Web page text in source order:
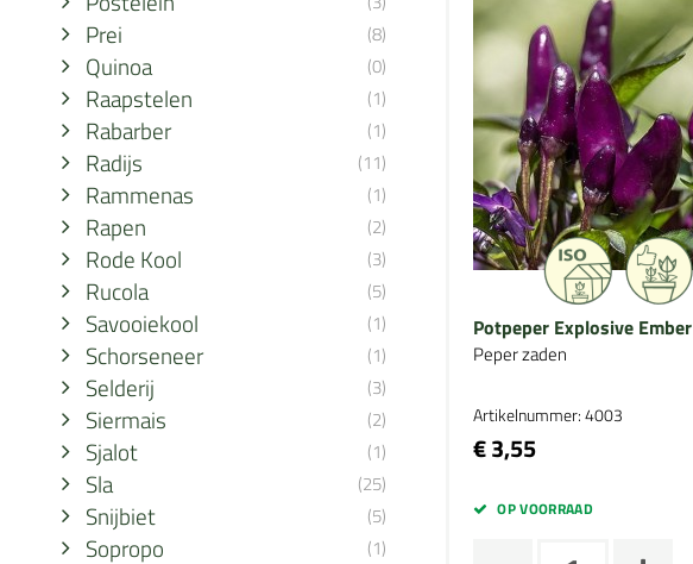
Prei (8)
Quinoa (0)
Raapstelen (1)
Rabarber (1)
Radijs (11)
Rammenas (1)
Rapen (2)
Rode Kool (3)
Rucola (5)
Savooiekool (1)
Schorseneer (1)
Selderij (3)
Siermais (2)
Sjalot (1)
Sla (25)
Snijbiet (5)
Sopropo (1)
Potpeper Explosive Ember
Peper zaden
Artikelnummer: 4003
€ 3,55
OP VOORRAAD